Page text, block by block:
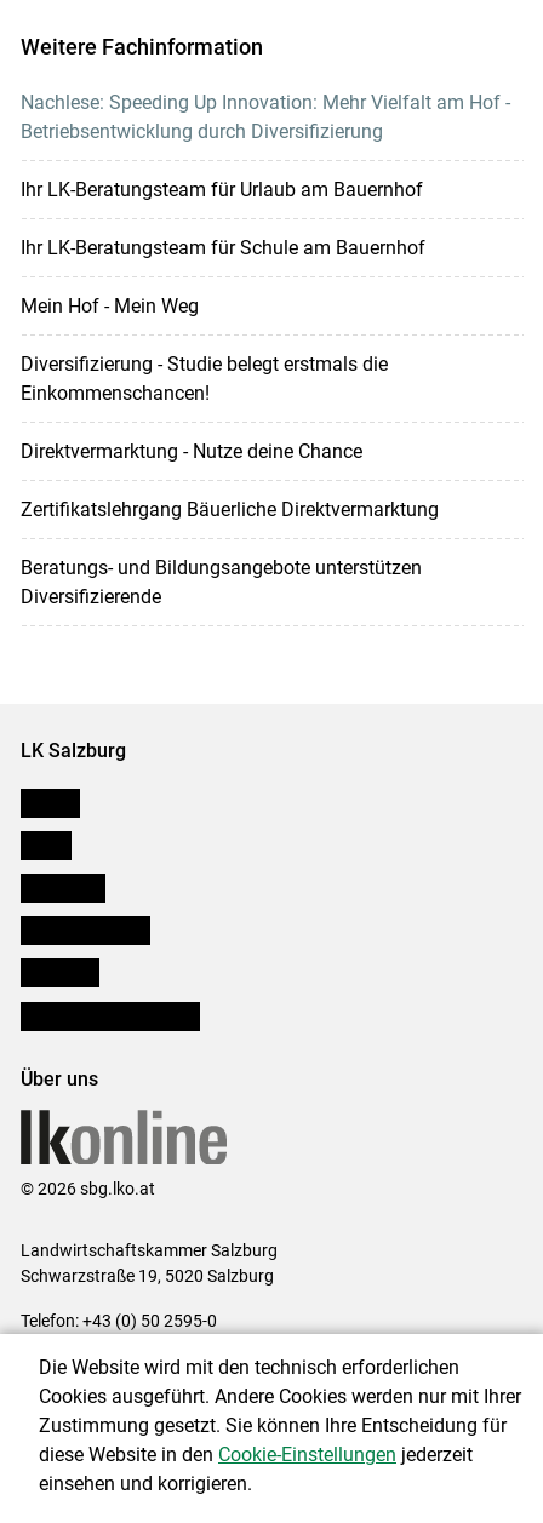
Weitere Fachinformation
Nachlese: Speeding Up Innovation: Mehr Vielfalt am Hof -
Betriebsentwicklung durch Diversifizierung
Ihr LK-Beratungsteam für Urlaub am Bauernhof
Ihr LK-Beratungsteam für Schule am Bauernhof
Mein Hof - Mein Weg
Diversifizierung - Studie belegt erstmals die
Einkommenschancen!
Direktvermarktung - Nutze deine Chance
Zertifikatslehrgang Bäuerliche Direktvermarktung
Beratungs- und Bildungsangebote unterstützen
Diversifizierende
LK Salzburg
Über uns
© 2026 sbg.lko.at
Landwirtschaftskammer Salzburg
Schwarzstraße 19, 5020 Salzburg
Telefon: +43 (0) 50 2595-0
Impressum|Kontakt|Datenschutzerklärung|Barrierefreiheit|
Cookie-Einstellungen
Die Website wird mit den technisch erforderlichen
Cookies ausgeführt. Andere Cookies werden nur mit Ihrer
Zustimmung gesetzt. Sie können Ihre Entscheidung für
diese Website in den Cookie-Einstellungen jederzeit
einsehen und korrigieren.